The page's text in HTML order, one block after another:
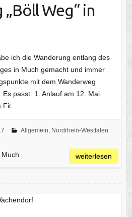
Weg“ in
ich die Wanderung entlang des
in Much gemacht und immer
mit dem Wanderweg
Es passt. 1. Anlauf am 12. Mai
Fit…
Allgemein, Nordrhein-Westfalen
Much weiterlesen